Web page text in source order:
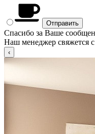
Спасибо за Ваше
Наш менеджер свяжется